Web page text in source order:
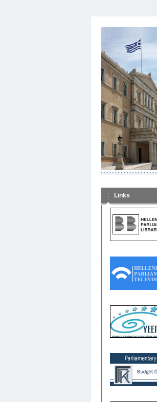
Links